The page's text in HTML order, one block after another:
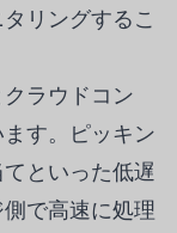
リングするこ
ラウドコン
す。ピッキン
といった低遅
で高速に処理